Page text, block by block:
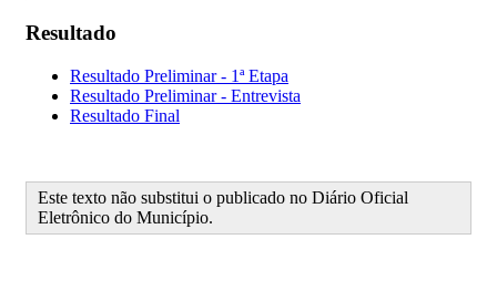
Resultado
Resultado Preliminar - 1ª Etapa
Resultado Preliminar - Entrevista
Resultado Final
Este texto não substitui o publicado no Diário Oficial
Eletrônico do Município.